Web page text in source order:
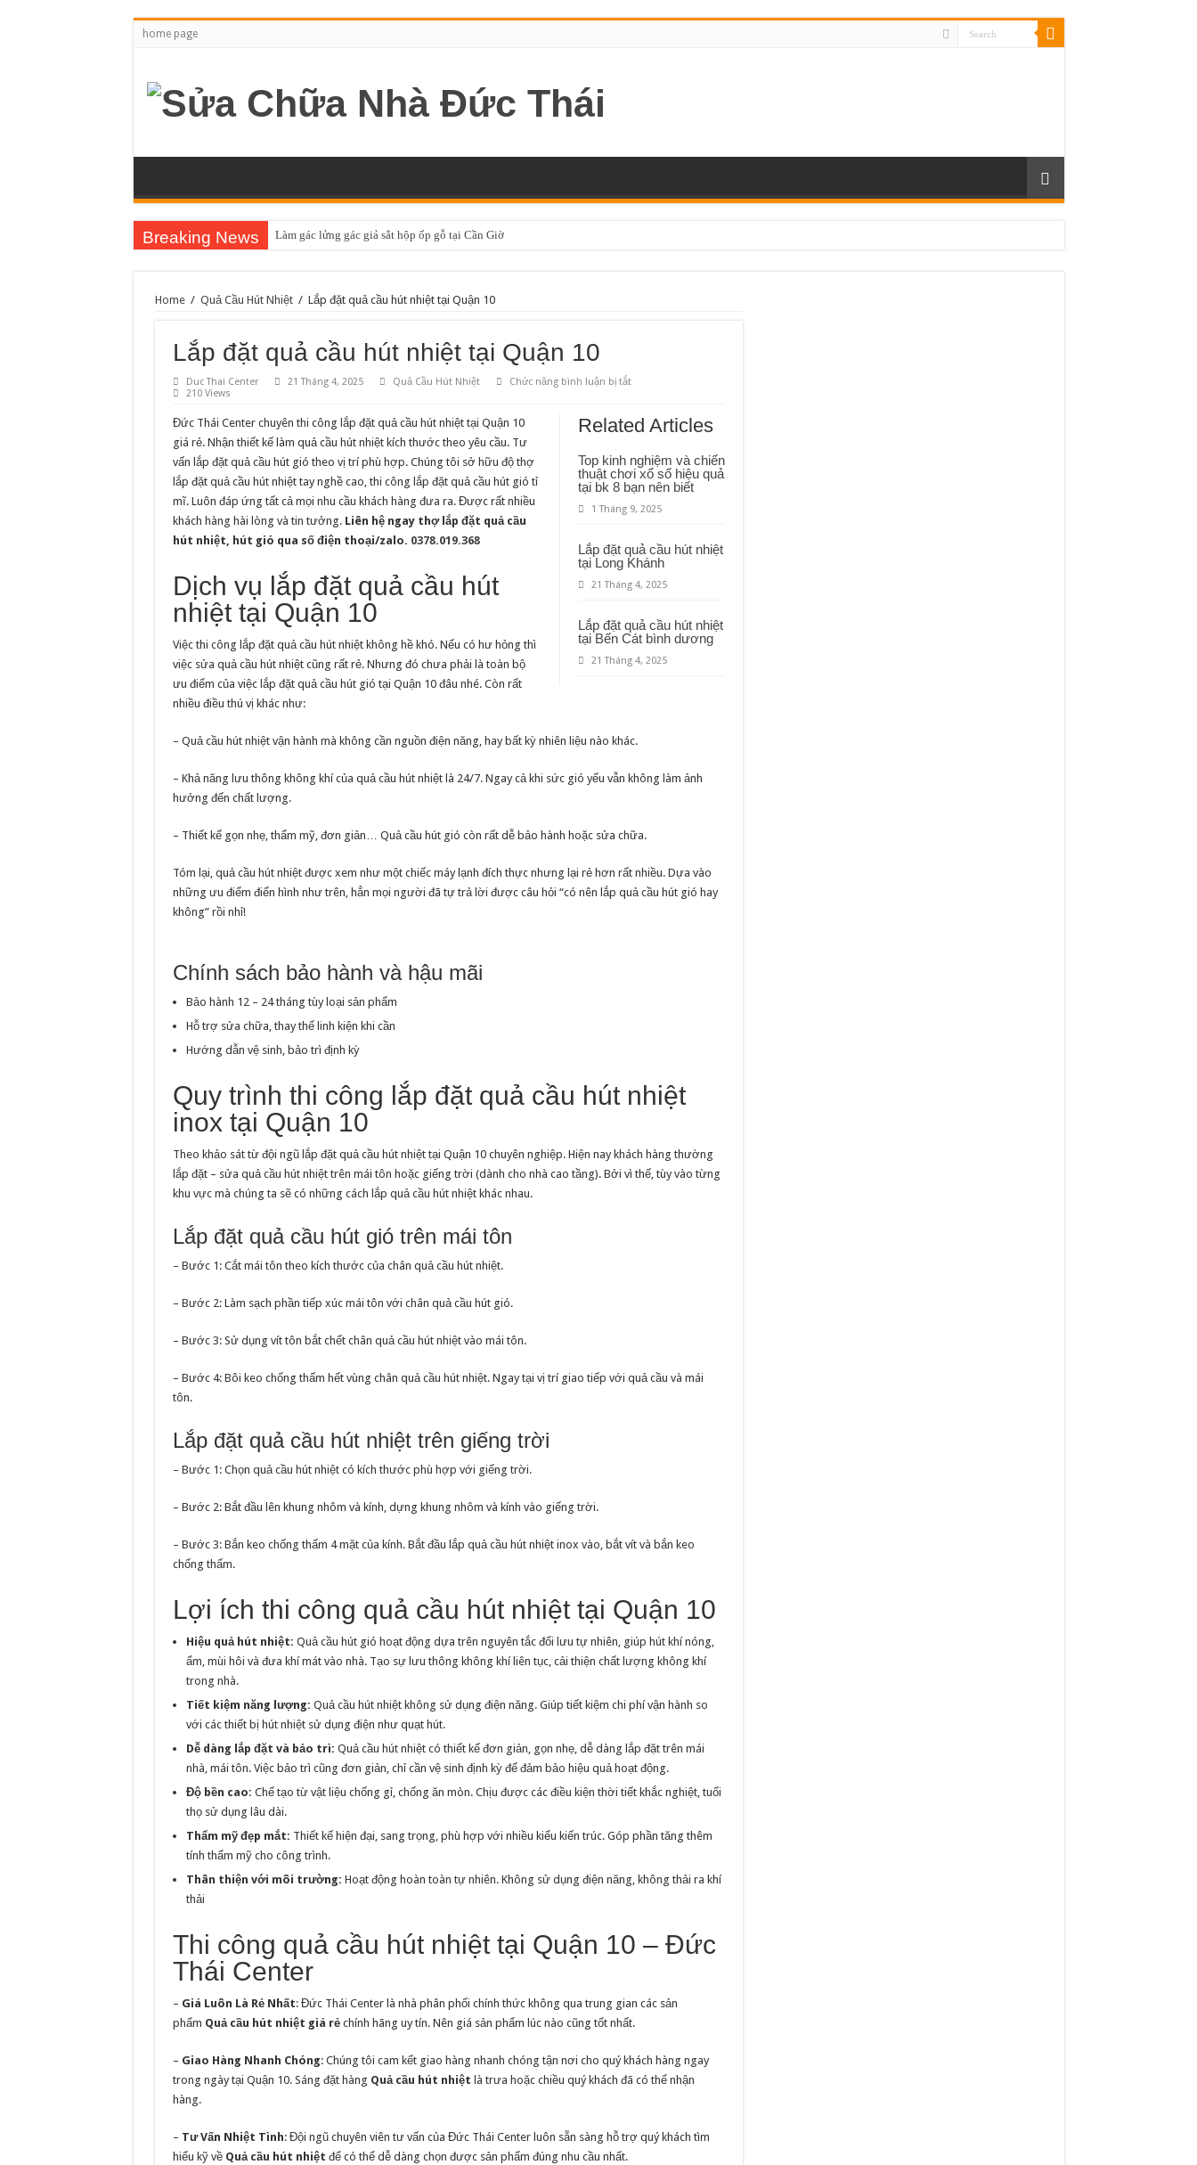
home page
Breaking News Làm gác lửng gác giả sắt hộp ốp gỗ tại Cần Giờ
Home / Quả Cầu Hút Nhiệt / Lắp đặt quả cầu hút nhiệt tại Quận 10
Lắp đặt quả cầu hút nhiệt tại Quận 10
Duc Thai Center 21 Tháng 4, 2025 Quả Cầu Hút Nhiệt Chức năng bình luận bị tắtở
quả
cầu
tại
Quận
10
210 Views
Related Articles
Top kinh nghiệm và chiến
thuật chơi xổ số hiệu quả
tại bk 8 bạn nên biết
1 Tháng 9, 2025
Lắp đặt quả cầu hút nhiệt
tại Long Khánh
21 Tháng 4, 2025
Lắp đặt quả cầu hút nhiệt
tại Bến Cát bình dương
21 Tháng 4, 2025
Đức Thái Center chuyên thi công lắp đặt quả cầu hút nhiệt tại Quận 10
giá rẻ. Nhận thiết kế làm quả cầu hút nhiệt kích thước theo yêu cầu. Tư
vấn lắp đặt quả cầu hút gió theo vị trí phù hợp. Chúng tôi sở hữu độ thợ
lắp đặt quả cầu hút nhiệt tay nghề cao, thi công lắp đặt quả cầu hút gió tỉ
mĩ. Luôn đáp ứng tất cả mọi nhu cầu khách hàng đưa ra. Được rất nhiều
khách hàng hài lòng và tin tưởng. Liên hệ ngay thợ lắp đặt quả cầu
hút nhiệt, hút gió qua số điện thoại/zalo. 0378.019.368
Dịch vụ lắp đặt quả cầu hút
nhiệt tại Quận 10
Việc thi công lắp đặt quả cầu hút nhiệt không hề khó. Nếu có hư hỏng thì
việc sửa quả cầu hút nhiệt cũng rất rẻ. Nhưng đó chưa phải là toàn bộ
ưu điểm của việc lắp đặt quả cầu hút gió tại Quận 10 đâu nhé. Còn rất
nhiều điều thú vị khác như:
– Quả cầu hút nhiệt vận hành mà không cần nguồn điện năng, hay bất kỳ nhiên liệu nào khác.
– Khả năng lưu thông không khí của quả cầu hút nhiệt là 24/7. Ngay cả khi sức gió yếu vẫn không làm ảnh
hưởng đến chất lượng.
– Thiết kế gọn nhẹ, thẩm mỹ, đơn giản… Quả cầu hút gió còn rất dễ bảo hành hoặc sửa chữa.
Tóm lại, quả cầu hút nhiệt được xem như một chiếc máy lạnh đích thực nhưng lại rẻ hơn rất nhiều. Dựa vào
những ưu điểm điển hình như trên, hẳn mọi người đã tự trả lời được câu hỏi “có nên lắp quả cầu hút gió hay
không” rồi nhỉ!
Chính sách bảo hành và hậu mãi
Bảo hành 12 – 24 tháng tùy loại sản phẩm
Hỗ trợ sửa chữa, thay thế linh kiện khi cần
Hướng dẫn vệ sinh, bảo trì định kỳ
Quy trình thi công lắp đặt quả cầu hút nhiệt
inox tại Quận 10
Theo khảo sát từ đội ngũ lắp đặt quả cầu hút nhiệt tại Quận 10 chuyên nghiệp. Hiện nay khách hàng thường
lắp đặt – sửa quả cầu hút nhiệt trên mái tôn hoặc giếng trời (dành cho nhà cao tầng). Bởi vì thế, tùy vào từng
khu vực mà chúng ta sẽ có những cách lắp quả cầu hút nhiệt khác nhau.
Lắp đặt quả cầu hút gió trên mái tôn
– Bước 1: Cắt mái tôn theo kích thước của chân quả cầu hút nhiệt.
– Bước 2: Làm sạch phần tiếp xúc mái tôn với chân quả cầu hút gió.
– Bước 3: Sử dụng vít tôn bắt chết chân quả cầu hút nhiệt vào mái tôn.
– Bước 4: Bôi keo chống thấm hết vùng chân quả cầu hút nhiệt. Ngay tại vị trí giao tiếp với quả cầu và mái
tôn.
Lắp đặt quả cầu hút nhiệt trên giếng trời
– Bước 1: Chọn quả cầu hút nhiệt có kích thước phù hợp với giếng trời.
– Bước 2: Bắt đầu lên khung nhôm và kính, dựng khung nhôm và kính vào giếng trời.
– Bước 3: Bắn keo chống thấm 4 mặt của kính. Bắt đầu lắp quả cầu hút nhiệt inox vào, bắt vít và bắn keo
chống thấm.
Lợi ích thi công quả cầu hút nhiệt tại Quận 10
Hiệu quả hút nhiệt: Quả cầu hút gió hoạt động dựa trên nguyên tắc đối lưu tự nhiên, giúp hút khí nóng,
ẩm, mùi hôi và đưa khí mát vào nhà. Tạo sự lưu thông không khí liên tục, cải thiện chất lượng không khí
trong nhà.
Tiết kiệm năng lượng: Quả cầu hút nhiệt không sử dụng điện năng. Giúp tiết kiệm chi phí vận hành so
với các thiết bị hút nhiệt sử dụng điện như quạt hút.
Dễ dàng lắp đặt và bảo trì: Quả cầu hút nhiệt có thiết kế đơn giản, gọn nhẹ, dễ dàng lắp đặt trên mái
nhà, mái tôn. Việc bảo trì cũng đơn giản, chỉ cần vệ sinh định kỳ để đảm bảo hiệu quả hoạt động.
Độ bền cao: Chế tạo từ vật liệu chống gỉ, chống ăn mòn. Chịu được các điều kiện thời tiết khắc nghiệt, tuổi
thọ sử dụng lâu dài.
Thẩm mỹ đẹp mắt: Thiết kế hiện đại, sang trọng, phù hợp với nhiều kiểu kiến trúc. Góp phần tăng thêm
tính thẩm mỹ cho công trình.
Thân thiện với môi trường: Hoạt động hoàn toàn tự nhiên. Không sử dụng điện năng, không thải ra khí
thải
Thi công quả cầu hút nhiệt tại Quận 10 – Đức
Thái Center
– Giá Luôn Là Rẻ Nhất: Đức Thái Center là nhà phân phối chính thức không qua trung gian các sản
phẩm Quả cầu hút nhiệt giá rẻchính hãng uy tín. Nên giá sản phẩm lúc nào cũng tốt nhất.
– Giao Hàng Nhanh Chóng: Chúng tôi cam kết giao hàng nhanh chóng tận nơi cho quý khách hàng ngay
trong ngày tại Quận 10. Sáng đặt hàng Quả cầu hút nhiệt là trưa hoặc chiều quý khách đã có thể nhận
hàng.
– Tư Vấn Nhiệt Tình: Đội ngũ chuyên viên tư vấn của Đức Thái Center luôn sẵn sàng hỗ trợ quý khách tìm
hiểu kỹ về Quả cầu hút nhiệt để có thể dễ dàng chọn được sản phẩm đúng nhu cầu nhất.